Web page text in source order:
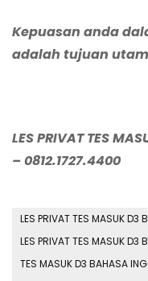
Kepuasan anda
adalah tujuan
LES PRIVAT TES
– 0812.1727.4400
LES PRIVAT TES MASUK D3
LES PRIVAT TES MASUK D3
TES MASUK D3 BAHASA